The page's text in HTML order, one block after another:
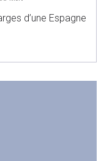
d’une Espagne